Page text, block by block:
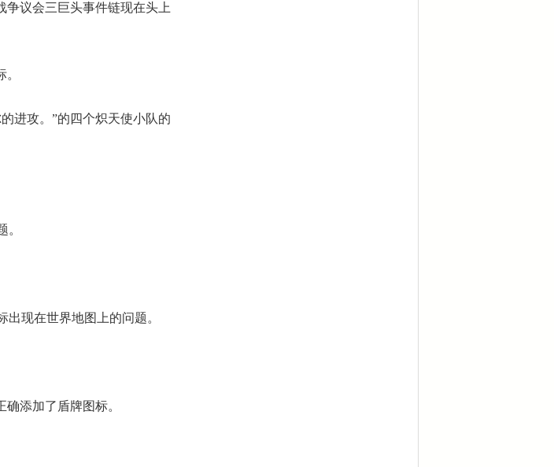
议会三巨头事件链现在头上
进攻。”的四个炽天使小队的
现在世界地图上的问题。
添加了盾牌图标。